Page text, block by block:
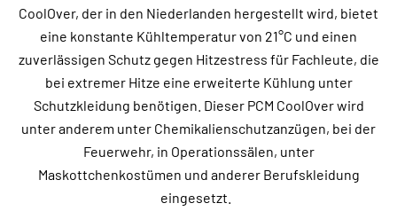
CoolOver, der in den Niederlanden hergestellt wird, bietet
eine konstante Kühltemperatur von 21°C und einen
zuverlässigen Schutz gegen Hitzestress für Fachleute, die
bei extremer Hitze eine erweiterte Kühlung unter
Schutzkleidung benötigen. Dieser PCM CoolOver wird
unter anderem unter Chemikalienschutzanzügen, bei der
Feuerwehr, in Operationssälen, unter
Maskottchenkostümen und anderer Berufskleidung
eingesetzt.